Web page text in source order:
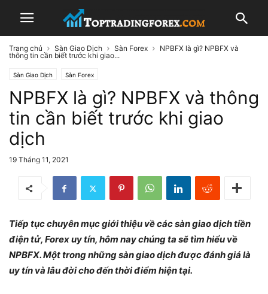
Trang chủ Sàn Giao Dịch Sàn Forex
NPBFX là gì? NPBFX và
thông tin cần biết trước khi giao...
Sàn Giao Dịch Sàn Forex
NPBFX là gì? NPBFX và thông
tin cần biết trước khi giao
dịch
19 Tháng 11, 2021
Tiếp tục chuyên mục giới thiệu về các sàn giao dịch tiền
điện tử, Forex uy tín, hôm nay chúng ta sẽ tìm hiểu về
NPBFX. Một trong những sàn giao dịch được đánh giá là
uy tín và lâu đời cho đến thời điểm hiện tại.